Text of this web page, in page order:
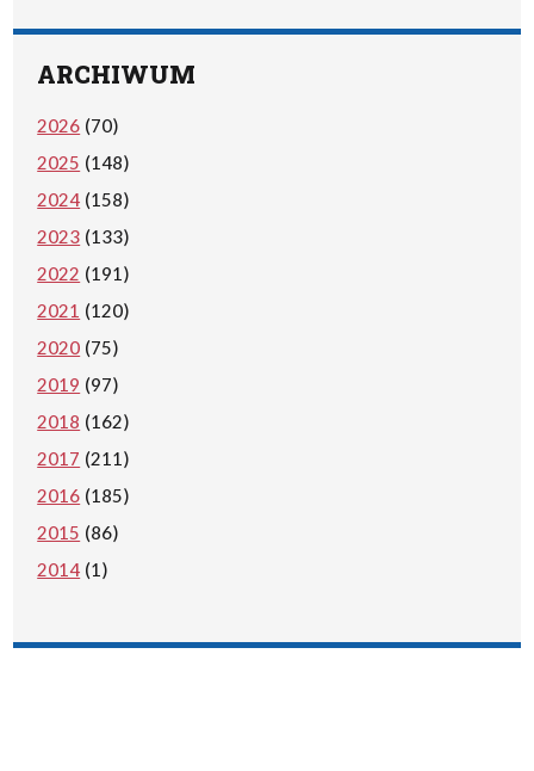
ARCHIWUM
2026 (70)
2025 (148)
2024 (158)
2023 (133)
2022 (191)
2021 (120)
2020 (75)
2019 (97)
2018 (162)
2017 (211)
2016 (185)
2015 (86)
2014 (1)